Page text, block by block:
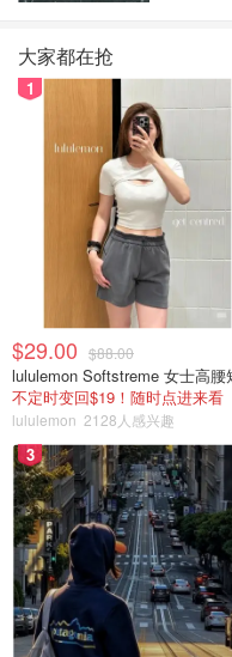
大富翁类的游戏有两款
外一款是团体对抗（2 v
和游戏模式都差不太多
大富翁类的游戏主打一
可以相互使坏，所以乐趣
节奏大师
大家都在抢
1
$29.00 $88.00
不定时变回$19！随时点进来看
lululemon 2128人感兴趣
3